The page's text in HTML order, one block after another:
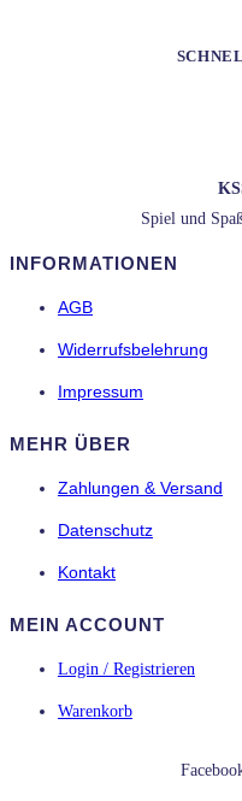
Spiel und
INFORMATIONEN
AGB
Widerrufsbelehrung
Impressum
MEHR ÜBER
Zahlungen & Versand
Datenschutz
Kontakt
MEIN ACCOUNT
Login / Registrieren
Warenkorb